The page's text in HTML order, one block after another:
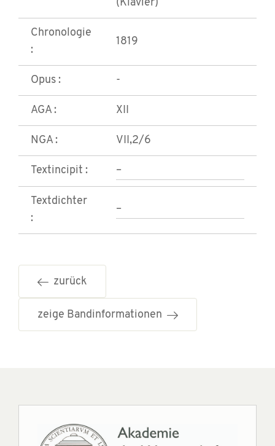
(Klavier)
Chronologie
:
1819
Opus : -
AGA : XII
NGA : VII,2/6
Textincipit : –
Textdichter
:
–
zurück
zeige Bandinformationen